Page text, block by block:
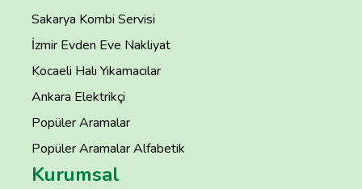
Sakarya Kombi Servisi
İzmir Evden Eve Nakliyat
Kocaeli Halı Yıkamacılar
Ankara Elektrikçi
Popüler Aramalar
Popüler Aramalar Alfabetik
Kurumsal